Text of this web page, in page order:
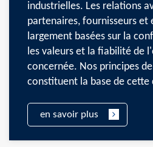
industrielles. Les relations
partenaires, fournisseurs et
largement basées sur la
les valeurs et la fiabilité de
concernée. Nos principes
constituent la base de
en savoir plus